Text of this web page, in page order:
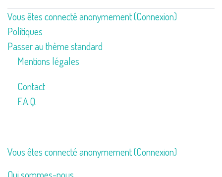
Vous êtes connecté anonymement (Connexion)
Politiques
Passer au thème standard
Mentions légales
Contact
F.A.Q.
Vous êtes connecté anonymement (Connexion)
Qui sommes-nous